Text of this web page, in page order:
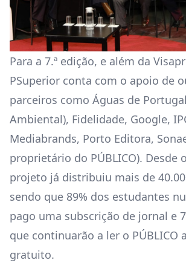
Para a 7.ª edição, e além da
PSuperior conta com o apoio de
parceiros como Águas de
Ambiental), Fidelidade, Google,
Mediabrands, Porto Editora,
proprietário do PÚBLICO). Desde
projeto já distribuiu mais de
sendo que 89% dos estudantes
pago uma subscrição de jornal e
que continuarão a ler o PÚBLICO
gratuito.